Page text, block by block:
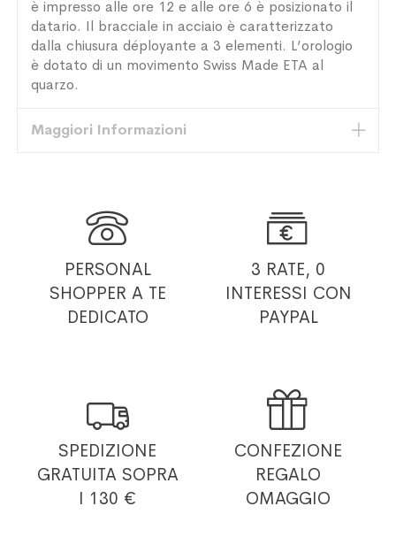
è impresso alle ore 12 e alle ore 6 è posizionato il
datario. Il bracciale in acciaio è caratterizzato
dalla chiusura déployante a 3 elementi. L’orologio
è dotato di un movimento Swiss Made ETA al
quarzo.
Maggiori Informazioni

PERSONAL
SHOPPER A TE
DEDICATO

3 RATE, 0
INTERESSI CON
PAYPAL

SPEDIZIONE
GRATUITA SOPRA
I 130 €

CONFEZIONE
REGALO
OMAGGIO